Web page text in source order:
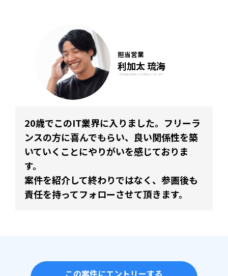
担当営業
利加太 琉海
※担当者は変更になる場合がございます
20歳でこのIT業界に入りました。フリーラ
ンスの方に喜んでもらい、良い関係性を築
いていくことにやりがいを感じておりま
す。
案件を紹介して終わりではなく、参画後も
責任を持ってフォローさせて頂きます。